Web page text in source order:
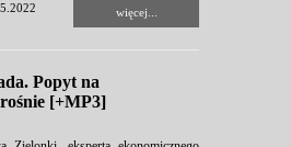
więcej...
Popyt na
[+MP3]